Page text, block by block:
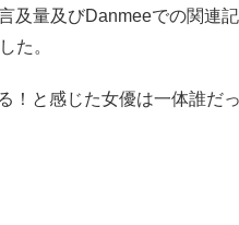
及量及びDanmeeでの関連
た。
！と感じた女優は一体誰だ